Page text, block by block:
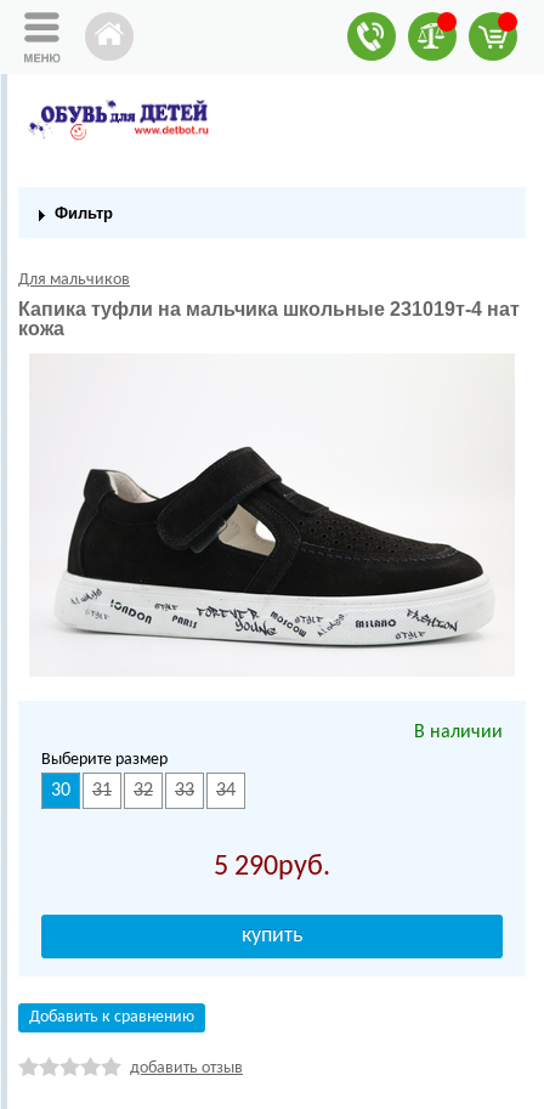
Фильтр
Для мальчиков
Капика туфли на мальчика школьные 231019т-4 нат
кожа
В наличии
Выберите размер
30 31 32 33 34
5 290
Добавить к сравнению
добавить отзыв